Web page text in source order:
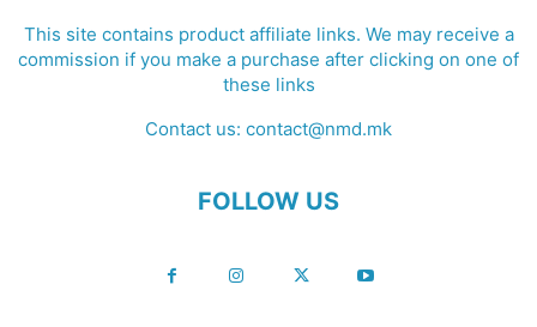
This site contains product affiliate links. We may receive a
commission if you make a purchase after clicking on one of
these links
Contact us: contact@nmd.mk
FOLLOW US